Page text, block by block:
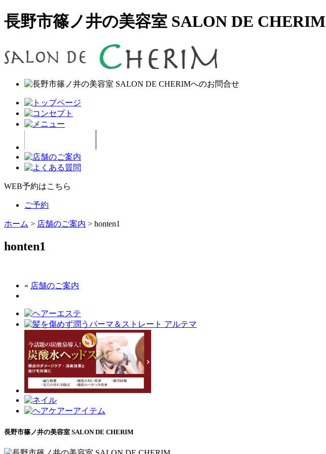
長野市篠ノ井の美容室 SALON DE CHERIM
WEB予約はこちら
ご予約
ホーム > 店舗のご案内 > honten1
honten1
« 店舗のご案内
長野市篠ノ井の美容室 SALON DE CHERIM